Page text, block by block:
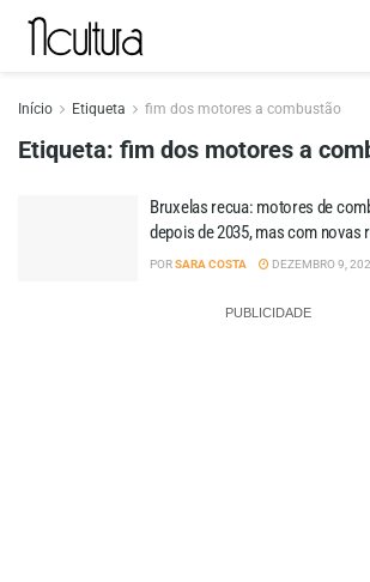
Início Etiqueta fim dos motores a combustão
Etiqueta: fim dos motores a
Bruxelas recua: motores de
depois de 2035, mas com novas
PORSARA COSTA DEZEMBRO 9,
PUBLICIDADE